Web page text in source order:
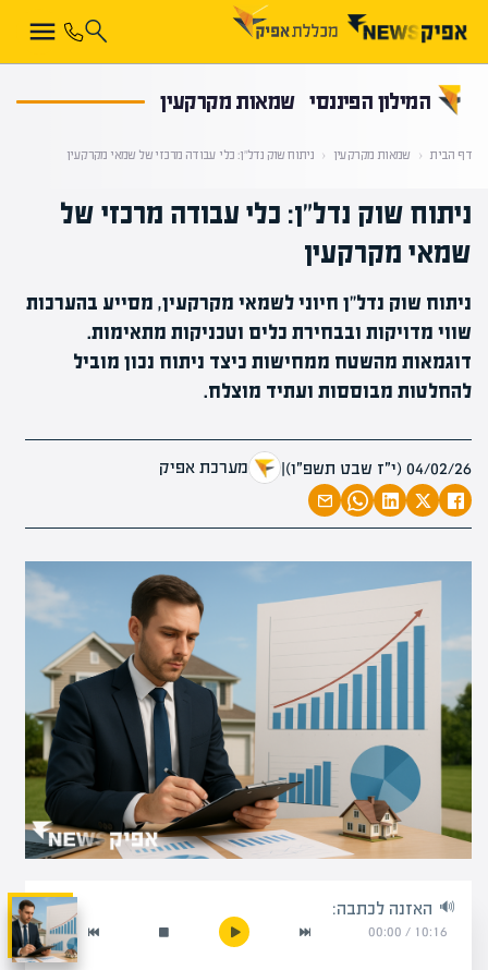
המילון הפיננסי שמאות מקרקעין
דף הבית ‹ שמאות מקרקעין ‹ ניתוח שוק נדל"ן: כלי עבודה מרכזי של שמאי מקרקעין
ניתוח שוק נדל"ן: כלי עבודה מרכזי של
שמאי מקרקעין
ניתוח שוק נדל"ן חיוני לשמאי מקרקעין, מסייע בהערכות
שווי מדויקות ובבחירת כלים וטכניקות מתאימות.
דוגמאות מהשטח ממחישות כיצד ניתוח נכון מוביל
להחלטות מבוססות ועתיד מוצלח.
04/02/26 (י״ז שבט תשפ״ו) | מערכת אפיק
האזנה לכתבה:
10:16
/
00:00